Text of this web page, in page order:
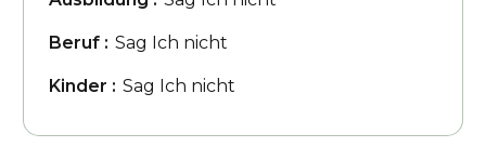
Beruf : Sag Ich nicht
Kinder : Sag Ich nicht